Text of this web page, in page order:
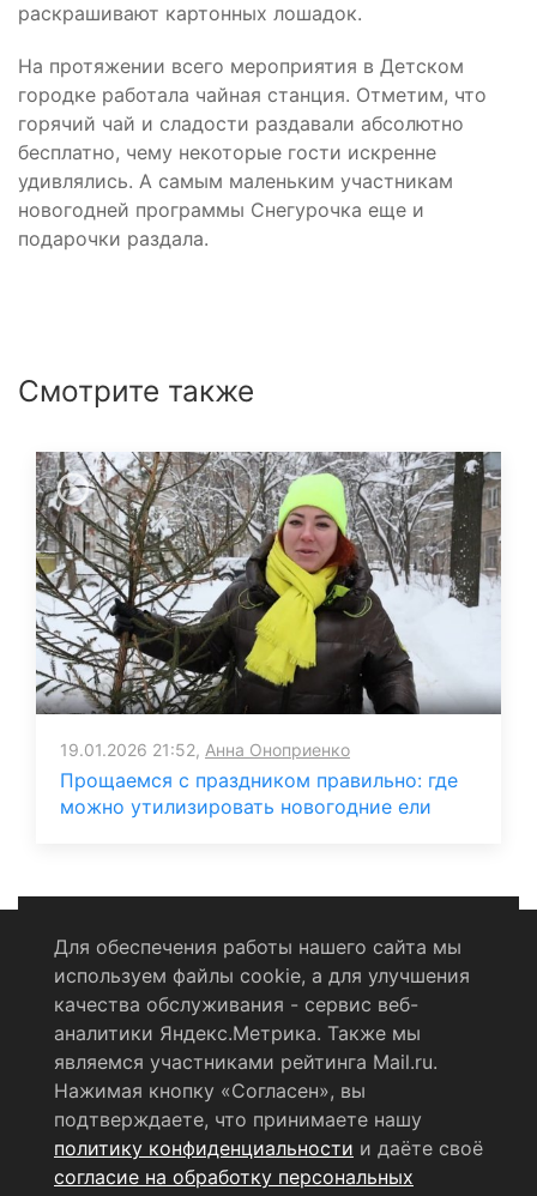
раскрашивают картонных лошадок.
На протяжении всего мероприятия в Детском
городке работала чайная станция. Отметим, что
горячий чай и сладости раздавали абсолютно
бесплатно, чему некоторые гости искренне
удивлялись. А самым маленьким участникам
новогодней программы Снегурочка еще и
подарочки раздала.
Смотрите также
19.01.2026 21:52, Анна Оноприенко
Прощаемся с праздником правильно: где
можно утилизировать новогодние ели
Политика конфиденциальности
Согласие на обработку персональных данных
RSS-лента
© 2004 - 2026 Сетевое издание Щёлковское ТВ.
Для обеспечения работы нашего сайта мы
используем файлы cookie, а для улучшения
качества обслуживания - сервис веб-
аналитики Яндекс.Метрика. Также мы
являемся участниками рейтинга Mail.ru.
Нажимая кнопку «Согласен», вы
подтверждаете, что принимаете нашу
политику конфиденциальности и даёте своё
согласие на обработку персональных